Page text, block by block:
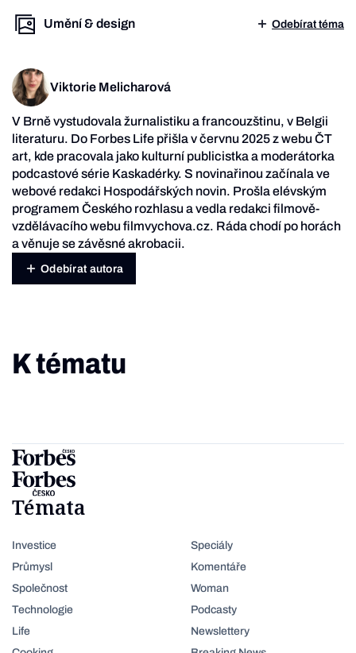
Umění & design Odebírat téma
Viktorie Melicharová
V Brně vystudovala žurnalistiku a francouzštinu, v Belgii
literaturu. Do Forbes Life přišla v červnu 2025 z webu ČT
art, kde pracovala jako kulturní publicistka a moderátorka
podcastové série Kaskadérky. S novinařinou začínala ve
webové redakci Hospodářských novin. Prošla elévským
programem Českého rozhlasu a vedla redakci filmově-
vzdělávacího webu filmvychova.cz. Ráda chodí po horách
a věnuje se závěsné akrobacii.
Odebírat autora
K tématu
Témata
Investice
Průmysl
Společnost
Technologie
Life
Speciály
Komentáře
Woman
Podcasty
Newslettery